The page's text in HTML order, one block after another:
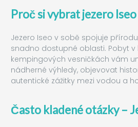
Proč si vybrat jezero Iseo
Jezero Iseo v sobě spojuje
snadno dostupné oblasti. Pobyt
kempingových vesničkách vám
nádherné výhledy, objevovat
autentické zážitky mezi vodou a
Často kladené otázky –